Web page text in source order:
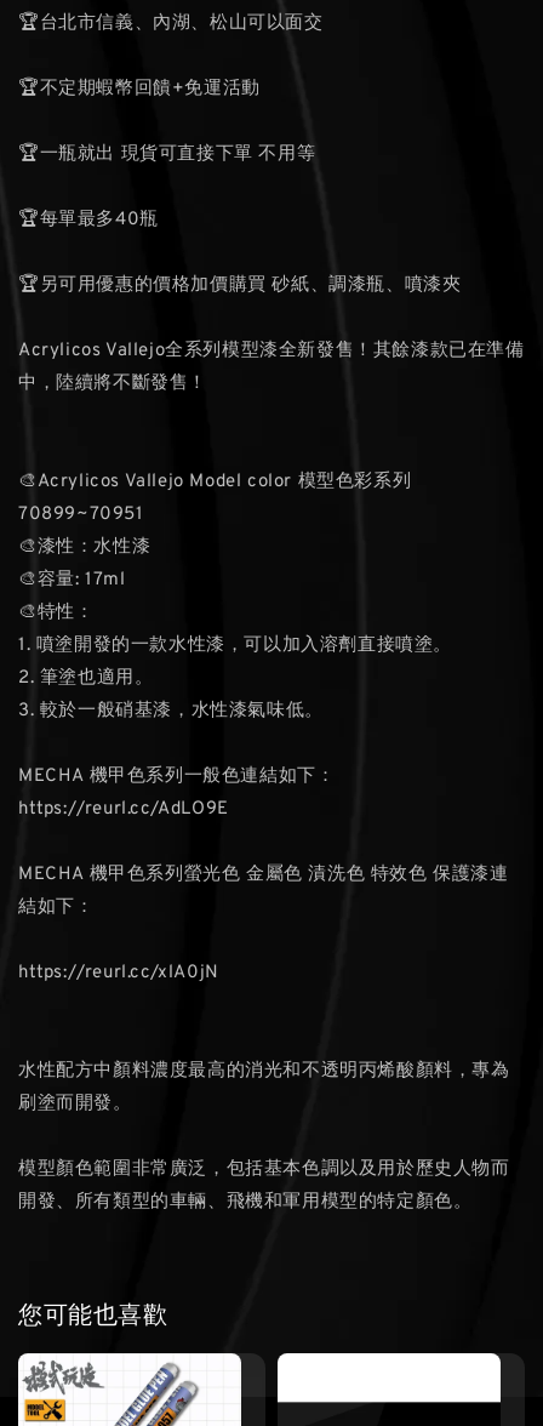
🏆台北市信義、內湖、松山可以面交
🏆不定期蝦幣回饋+免運活動
🏆一瓶就出 現貨可直接下單 不用等
🏆每單最多40瓶
🏆另可用優惠的價格加價購買 砂紙、調漆瓶、噴漆夾
Acrylicos Vallejo全系列模型漆全新發售！其餘漆款已在準備
中，陸續將不斷發售！
🎨Acrylicos Vallejo Model color 模型色彩系列
70899~70951
🎨漆性：水性漆
🎨容量: 17ml
🎨特性：
1. 噴塗開發的⼀款水性漆，可以加入溶劑直接噴塗。
2. 筆塗也適用。
3. 較於一般硝基漆，水性漆氣味低。
MECHA 機甲色系列一般色連結如下：
https://reurl.cc/AdLO9E
MECHA 機甲色系列螢光色 金屬色 漬洗色 特效色 保護漆連
結如下：
https://reurl.cc/xlA0jN
水性配方中顏料濃度最高的消光和不透明丙烯酸顏料，專為
刷塗而開發。
模型顏色範圍非常廣泛，包括基本色調以及用於歷史人物而
開發、所有類型的車輛、飛機和軍用模型的特定顏色。
您可能也喜歡